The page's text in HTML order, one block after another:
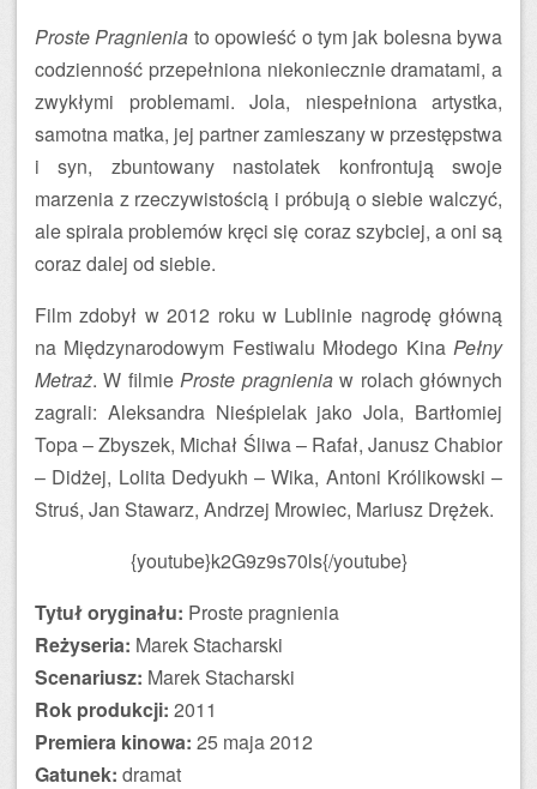
Proste Pragnienia to opowieść o tym jak bolesna bywa
codzienność przepełniona niekoniecznie dramatami, a
zwykłymi problemami. Jola, niespełniona artystka,
samotna matka, jej partner zamieszany w przestępstwa
i syn, zbuntowany nastolatek konfrontują swoje
marzenia z rzeczywistością i próbują o siebie walczyć,
ale spirala problemów kręci się coraz szybciej, a oni są
coraz dalej od siebie.
Film zdobył w 2012 roku w Lublinie nagrodę główną
na Międzynarodowym Festiwalu Młodego Kina Pełny
Metraż. W filmieProste pragnieniaw rolach głównych
zagrali: Aleksandra Nieśpielak jako Jola, Bartłomiej
Topa – Zbyszek, Michał Śliwa – Rafał, Janusz Chabior
– Didżej, Lolita Dedyukh – Wika, Antoni Królikowski –
Struś, Jan Stawarz, Andrzej Mrowiec, Mariusz Drężek.
{youtube}k2G9z9s70ls{/youtube}
Tytuł oryginału: Proste pragnienia
Reżyseria: Marek Stacharski
Scenariusz: Marek Stacharski
Rok produkcji: 2011
Premiera kinowa: 25 maja 2012
Gatunek: dramat